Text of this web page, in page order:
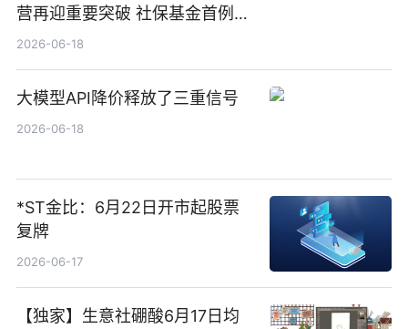
营再迎重要突破 社保基金首例期
货账户完成开立
2026-06-18
大模型API降价释放了三重信号
2026-06-18
*ST金比：6月22日开市起股票
复牌
2026-06-17
【独家】生意社硼酸6月17日均